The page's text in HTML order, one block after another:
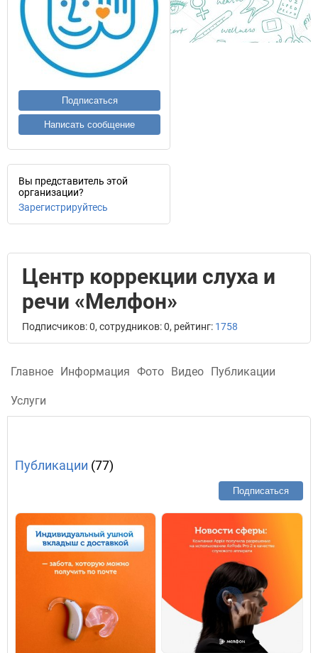
Подписаться
Написать сообщение
Вы представитель этой
организации?
Зарегистрируйтесь
Центр коррекции слуха и
речи «Мелфон»
Подписчиков: 0, сотрудников: 0, рейтинг: 1758
Главное Информация Фото Видео Публикации
Услуги
Публикации (77)
Подписаться